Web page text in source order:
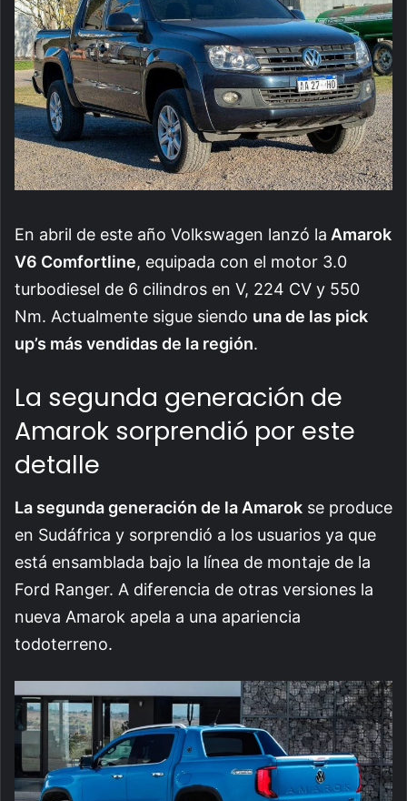
En abril de este año Volkswagen lanzó la Amarok
V6 Comfortline, equipada con el motor 3.0
turbodiesel de 6 cilindros en V, 224 CV y 550
Nm. Actualmente sigue siendo una de las pick
up’s más vendidas de la región.
La segunda generación de
Amarok sorprendió por este
detalle
La segunda generación de la Amarok se produce
en Sudáfrica y sorprendió a los usuarios ya que
está ensamblada bajo la línea de montaje de la
Ford Ranger. A diferencia de otras versiones la
nueva Amarok apela a una apariencia
todoterreno.